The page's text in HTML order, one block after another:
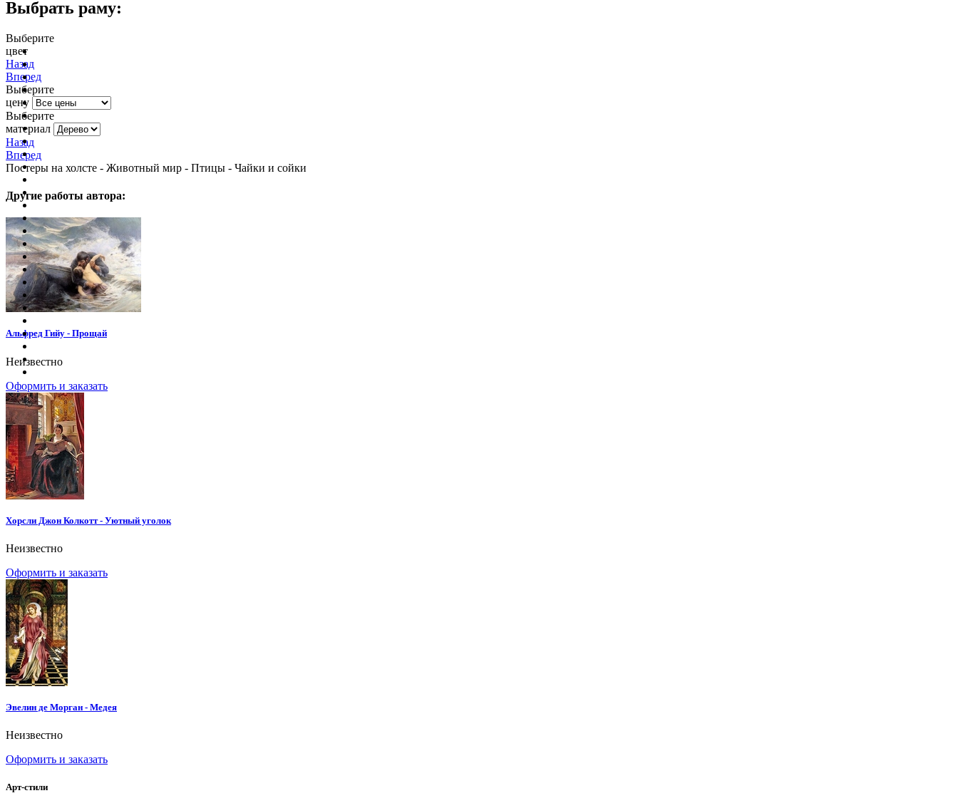
Выбрать раму:
Выберите
цвет
Назад
Вперед
Выберите
цену
Выберите
материал
Назад
Вперед
Постеры на холсте - Животный мир - Птицы - Чайки и сойки
Другие работы автора:
Альфред Гийу - Прощай
Неизвестно
Оформить и заказать
Хорсли Джон Колкотт - Уютный уголок
Неизвестно
Оформить и заказать
Эвелин де Морган - Медея
Неизвестно
Оформить и заказать
Арт-стили